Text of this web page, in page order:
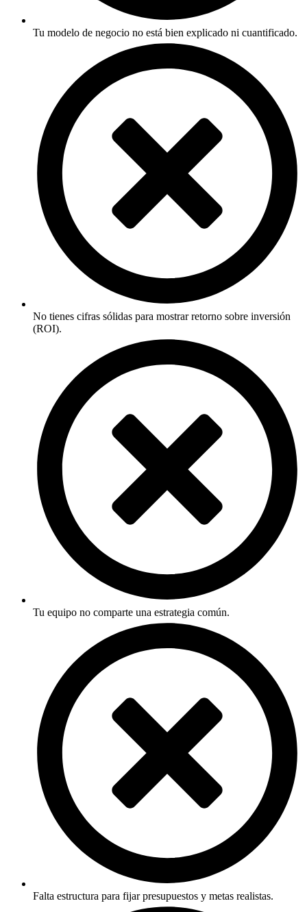
Tu modelo de negocio no está bien explicado ni cuantificado.
No tienes cifras sólidas para mostrar retorno sobre inversión
(ROI).
Tu equipo no comparte una estrategia común.
Falta estructura para fijar presupuestos y metas realistas.